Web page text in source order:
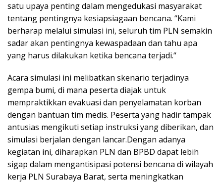
satu upaya penting dalam mengedukasi masyarakat
tentang pentingnya kesiapsiagaan bencana. “Kami
berharap melalui simulasi ini, seluruh tim PLN semakin
sadar akan pentingnya kewaspadaan dan tahu apa
yang harus dilakukan ketika bencana terjadi.“
Acara simulasi ini melibatkan skenario terjadinya
gempa bumi, di mana peserta diajak untuk
mempraktikkan evakuasi dan penyelamatan korban
dengan bantuan tim medis. Peserta yang hadir tampak
antusias mengikuti setiap instruksi yang diberikan, dan
simulasi berjalan dengan lancar.Dengan adanya
kegiatan ini, diharapkan PLN dan BPBD dapat lebih
sigap dalam mengantisipasi potensi bencana di wilayah
kerja PLN Surabaya Barat, serta meningkatkan